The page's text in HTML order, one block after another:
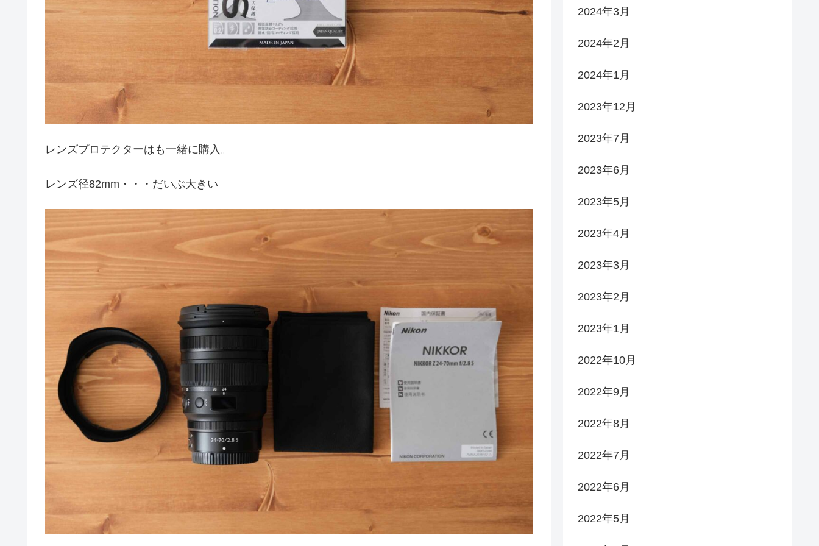
レンズプロテクターはも一緒に購入。
レンズ径82mm・・・だいぶ大きい
2024年3月
2024年2月
2024年1月
2023年12月
2023年7月
2023年6月
2023年5月
2023年4月
2023年3月
2023年2月
2023年1月
2022年10月
2022年9月
2022年8月
2022年7月
2022年6月
2022年5月